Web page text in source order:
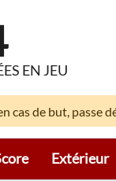
EN JEU
cas de but, passe
Extérieur